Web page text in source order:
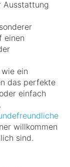
Ausstattung
einen
ein
das perfekte
einfach
willkommen
sind.